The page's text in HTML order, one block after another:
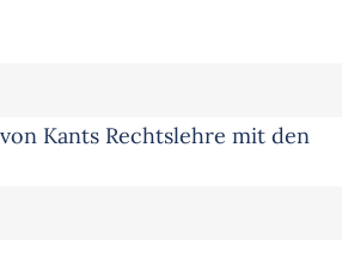
Kants Rechtslehre mit den